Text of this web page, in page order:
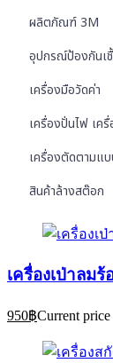
ผลิตภัณฑ์ 3M
อุปกรณ์ป้องกันเ
เครื่องมือวัดค่า
เครื่องปั่นไฟ เค
เครื่องตัดตามแ
สินค้าล้างสต๊อก
เครื่องเป่าลม
950฿Current